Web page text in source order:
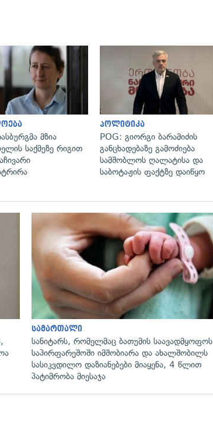
მზია
საქმეზე რიგით
პოლიტიკა
POG: გიორგი ბარამიძის
განცხადებაზე გამოძიება
სამშობლოს ღალატისა და
საბოტაჟის ფაქტზე დაიწყო
სამართალი
სანიტარს, რომელმაც ბათუმის საავადმყოფოს
საპირფარეშოში იმშობიარა და ახალშობილს
სასიკვდილო დაზიანებები მიაყენა, 4 წლით
პატიმრობა მიესაჯა